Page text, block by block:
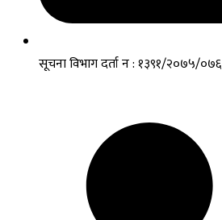
सूचना विभाग दर्ता न : १३९१/२०७५/०७६